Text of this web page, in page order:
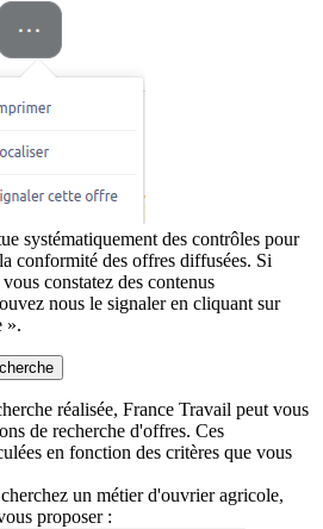
systématiquement des contrôles pour
conformité des offres diffusées. Si
constatez des contenus
nous le signaler en cliquant sur
».
réalisée, France Travail peut vous
de recherche d'offres. Ces
en fonction des critères que vous
un métier d'ouvrier agricole,
proposer :